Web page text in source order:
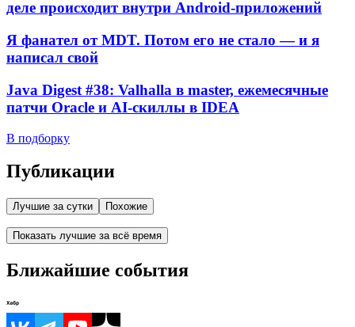
деле происходит внутри Android-приложений
Я фанател от MDT. Потом его не стало — и я
написал свой
Java Digest #38: Valhalla в master, ежемесячные
патчи Oracle и AI-скиллы в IDEA
В подборку
Публикации
Лучшие за сутки Похожие
Показать лучшие за всё время
Ближайшие события